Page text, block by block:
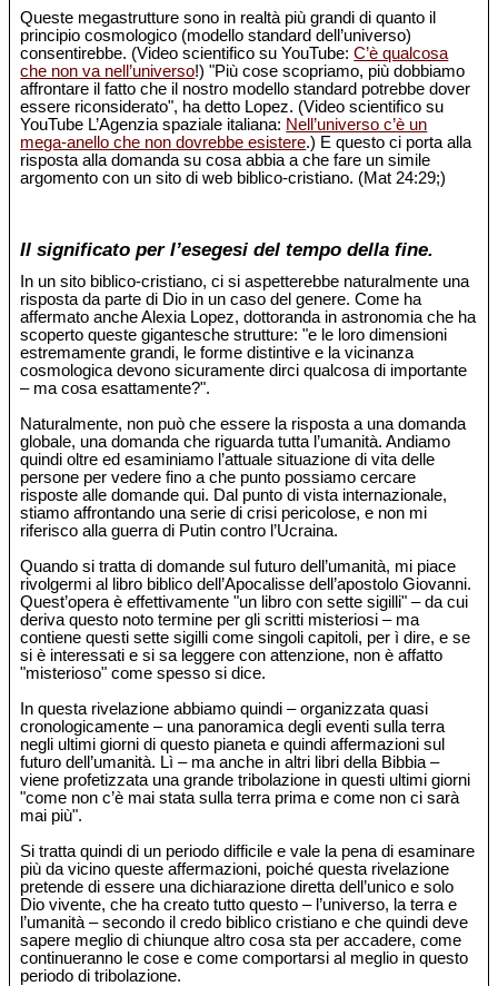
Queste megastrutture sono in realtà più grandi di quanto il
principio cosmologico (modello standard dell’universo)
consentirebbe. (Video scientifico su YouTube:C’è qualcosa
che non va nell’universo!) "Più cose scopriamo, più dobbiamo
affrontare il fatto che il nostro modello standard potrebbe dover
essere riconsiderato", ha detto Lopez. (Video scientifico su
YouTube L’Agenzia spaziale italiana: Nell’universo c’è un
mega-anello che non dovrebbe esistere.) E questo ci porta alla
risposta alla domanda su cosa abbia a che fare un simile
argomento con un sito di web biblico-cristiano. (Mat 24:29;)
Il significato per l’esegesi del tempo della fine.
In un sito biblico-cristiano, ci si aspetterebbe naturalmente una
risposta da parte di Dio in un caso del genere. Come ha
affermato anche Alexia Lopez, dottoranda in astronomia che ha
scoperto queste gigantesche strutture: "e le loro dimensioni
estremamente grandi, le forme distintive e la vicinanza
cosmologica devono sicuramente dirci qualcosa di importante
– ma cosa esattamente?".
Naturalmente, non può che essere la risposta a una domanda
globale, una domanda che riguarda tutta l’umanità. Andiamo
quindi oltre ed esaminiamo l’attuale situazione di vita delle
persone per vedere fino a che punto possiamo cercare
risposte alle domande qui. Dal punto di vista internazionale,
stiamo affrontando una serie di crisi pericolose, e non mi
riferisco alla guerra di Putin contro l’Ucraina.
Quando si tratta di domande sul futuro dell’umanità, mi piace
rivolgermi al libro biblico dell’Apocalisse dell’apostolo Giovanni.
Quest’opera è effettivamente "un libro con sette sigilli" – da cui
deriva questo noto termine per gli scritti misteriosi – ma
contiene questi sette sigilli come singoli capitoli, per ì dire, e se
si è interessati e si sa leggere con attenzione, non è affatto
"misterioso" come spesso si dice.
In questa rivelazione abbiamo quindi – organizzata quasi
cronologicamente – una panoramica degli eventi sulla terra
negli ultimi giorni di questo pianeta e quindi affermazioni sul
futuro dell’umanità. Lì – ma anche in altri libri della Bibbia –
viene profetizzata una grande tribolazione in questi ultimi giorni
"come non c’è mai stata sulla terra prima e come non ci sarà
mai più".
Si tratta quindi di un periodo difficile e vale la pena di esaminare
più da vicino queste affermazioni, poiché questa rivelazione
pretende di essere una dichiarazione diretta dell’unico e solo
Dio vivente, che ha creato tutto questo – l’universo, la terra e
l’umanità – secondo il credo biblico cristiano e che quindi deve
sapere meglio di chiunque altro cosa sta per accadere, come
continueranno le cose e come comportarsi al meglio in questo
periodo di tribolazione.